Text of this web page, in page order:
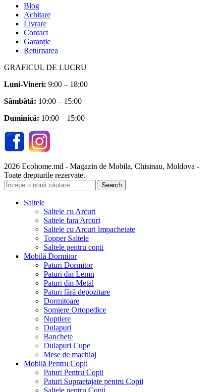
Blog
Achitare
Livrare
Contact
Garanție
Returnarea
GRAFICUL DE LUCRU
Luni-Vineri: 9:00 – 18:00
Sâmbătă: 10:00 – 15:00
Duminică: 10:00 – 15:00
2026 Ecohome.md - Magazin de Mobila, Chisinau, Moldova -
Toate drepturile rezervate.
Search
Saltele
Saltele cu Arcuri
Saltele fara Arcuri
Saltele cu Arcuri Impachetate
Topper Saltele
Saltele pentru copii
Mobilă Dormitor
Paturi Dormitor
Paturi din Lemn
Paturi din Metal
Paturi fără depozitare
Dormitoare
Somiere Ortopedice
Noptiere
Dulapuri
Banchete
Dulapuri Cupe
Mese de machiaj
Mobilă Pentru Copii
Paturi Pentru Copii
Paturi Supraetajate pentru Copii
Saltele pentru Copii